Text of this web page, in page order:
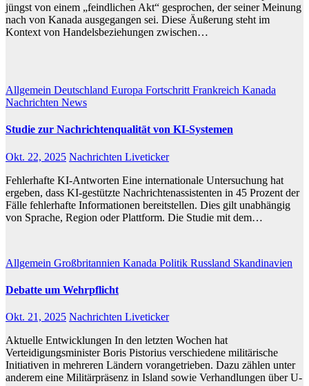
jüngst von einem „feindlichen Akt“ gesprochen, der seiner Meinung
nach von Kanada ausgegangen sei. Diese Äußerung steht im
Kontext von Handelsbeziehungen zwischen…
Allgemein Deutschland Europa Fortschritt Frankreich Kanada
Nachrichten News
Studie zur Nachrichtenqualität von KI-Systemen
Okt. 22, 2025 Nachrichten Liveticker
Fehlerhafte KI-Antworten Eine internationale Untersuchung hat
ergeben, dass KI-gestützte Nachrichtenassistenten in 45 Prozent der
Fälle fehlerhafte Informationen bereitstellen. Dies gilt unabhängig
von Sprache, Region oder Plattform. Die Studie mit dem…
Allgemein Großbritannien Kanada Politik Russland Skandinavien
Debatte um Wehrpflicht
Okt. 21, 2025 Nachrichten Liveticker
Aktuelle Entwicklungen In den letzten Wochen hat
Verteidigungsminister Boris Pistorius verschiedene militärische
Initiativen in mehreren Ländern vorangetrieben. Dazu zählen unter
anderem eine Militärpräsenz in Island sowie Verhandlungen über U-